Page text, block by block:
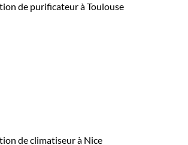
de purificateur à Toulouse
de climatiseur à Nice